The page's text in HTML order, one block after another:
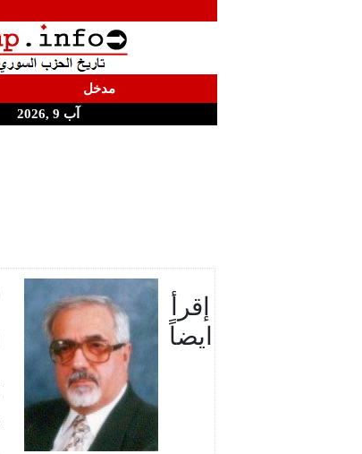
مدخل
آب 9 ,2026
إقرأ
ايضاً